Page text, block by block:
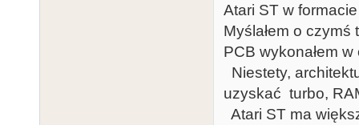
Atari ST w
Myślałem o
PCB wykonałem
Niestety,
uzyskać turbo,
Atari ST ma